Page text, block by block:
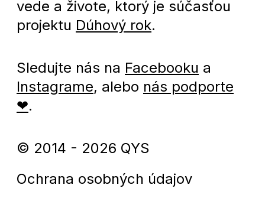
vede a živote, ktorý je súčasťou
projektu Dúhový rok.
Sledujte nás na Facebooku a
Instagrame, alebo nás podporte
❤.
© 2014 - 2026 QYS
Ochrana osobných údajov